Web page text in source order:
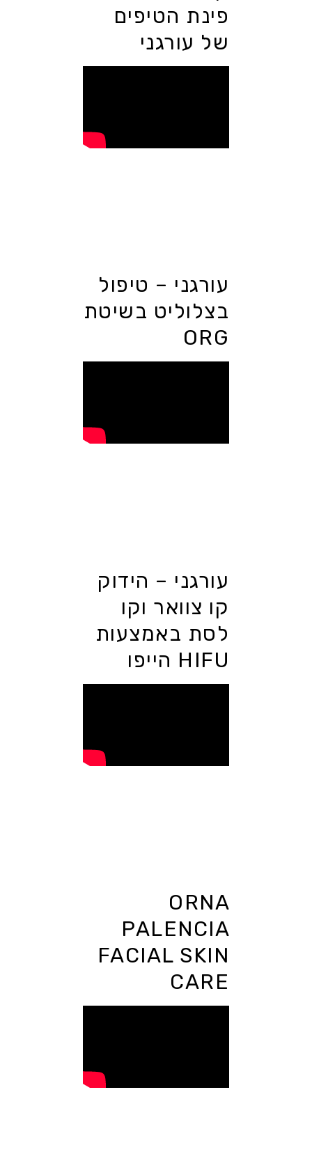
פינת הטיפים
של עורגני
עורגני – טיפול
בצלוליט בשיטת
ORG
עורגני – הידוק
קו צוואר וקו
לסת באמצעות
HIFU הייפו
ORNA
PALENCIA
FACIAL SKIN
CARE